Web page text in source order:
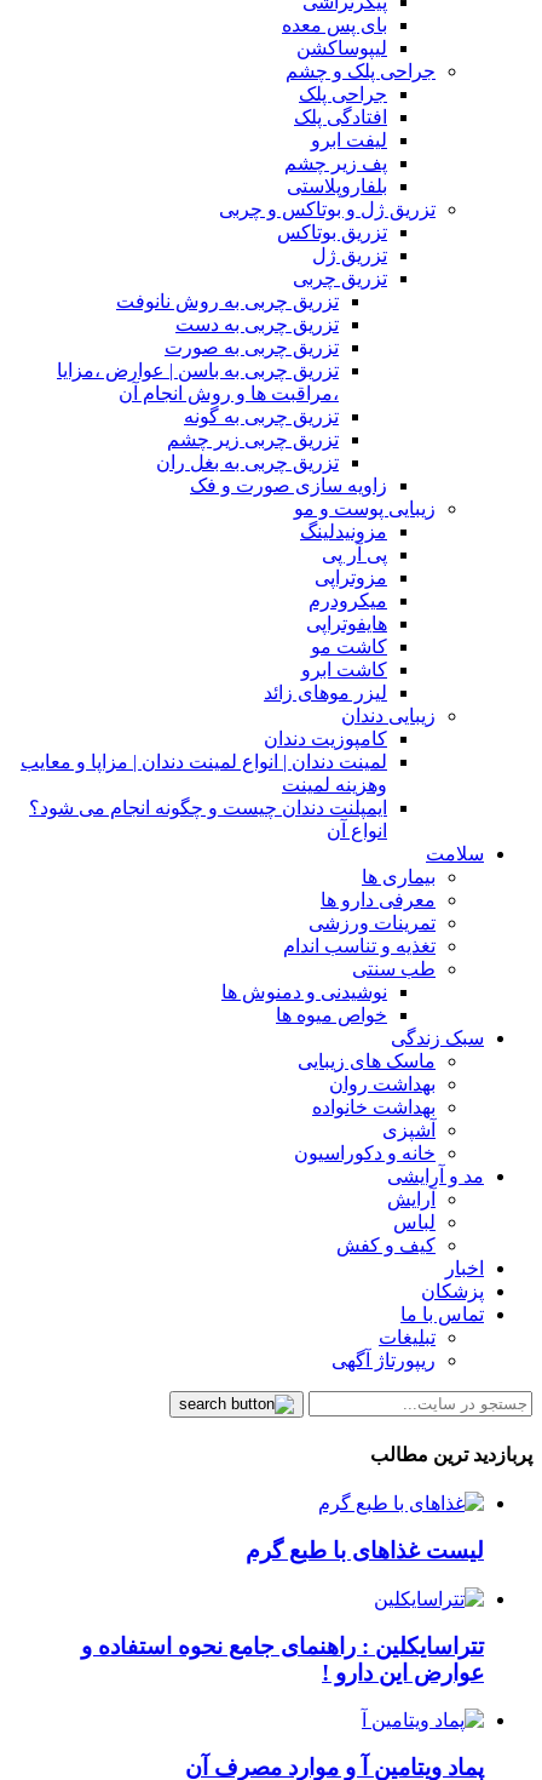
بای پس معده
لیپوساکشن
جراحی پلک و چشم
جراحی پلک
افتادگی پلک
لیفت ابرو
پف زیر چشم
بلفاروپلاستی
تزریق ژل و بوتاکس و چربی
تزریق بوتاکس
تزریق ژل
تزریق چربی
تزریق چربی به روش نانوفت
تزریق چربی به دست
تزریق چربی به صورت
تزریق چربی به باسن | عوارض ،مزایا
،مراقبت ها و روش انجام آن
تزریق چربی به گونه
تزریق چربی زیر چشم
تزریق چربی به بغل ران
زاویه سازی صورت و فک
زیبایی پوست و مو
مزونیدلینگ
پی آر پی
مزوتراپی
میکرودرم
هایفوتراپی
کاشت مو
کاشت ابرو
لیزر موهای زائد
زیبایی دندان
کامپوزیت دندان
لمینت دندان | انواع لمینت دندان | مزاپا و معایب
وهزینه لمینت
ایمپلنت دندان چیست و چگونه انجام می شود؟
انواع آن
سلامت
بیماری ها
معرفی دارو ها
تمرینات ورزشی
تغذیه و تناسب اندام
طب سنتی
نوشیدنی و دمنوش ها
خواص میوه ها
سبک زندگی
ماسک های زیبایی
بهداشت روان
بهداشت خانواده
آشپزی
خانه و دکوراسیون
مد و آرایشی
آرایش
لباس
کیف و کفش
اخبار
پزشکان
تماس با ما
تبلیغات
ریپورتاژ آگهی
پربازدید ترین مطالب
لیست غذاهای با طبع گرم
تتراسایکلین : راهنمای جامع نحوه استفاده و
عوارض این دارو !
پماد ویتامین آ و موارد مصرف آن